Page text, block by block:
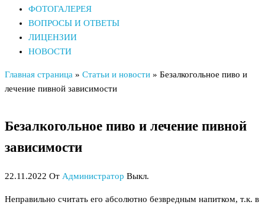
ФОТОГАЛЕРЕЯ
ВОПРОСЫ И ОТВЕТЫ
ЛИЦЕНЗИИ
НОВОСТИ
Главная страница » Статьи и новости » Безалкогольное пиво и
лечение пивной зависимости
Безалкогольное пиво и лечение пивной
зависимости
22.11.2022 От Администратор Выкл.
Неправильно считать его абсолютно безвредным напитком, т.к. в